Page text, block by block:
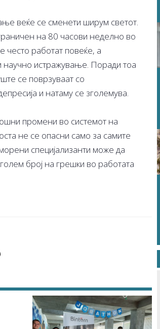
веќе се сменети ширум светот.
на 80 часови неделно во
често работат повеќе, а
истражување. Поради тоа
се поврзуваат со
и натаму се зголемува.
промени во системот на
не се опасни само за самите
специјализанти може да
број на грешки во работата